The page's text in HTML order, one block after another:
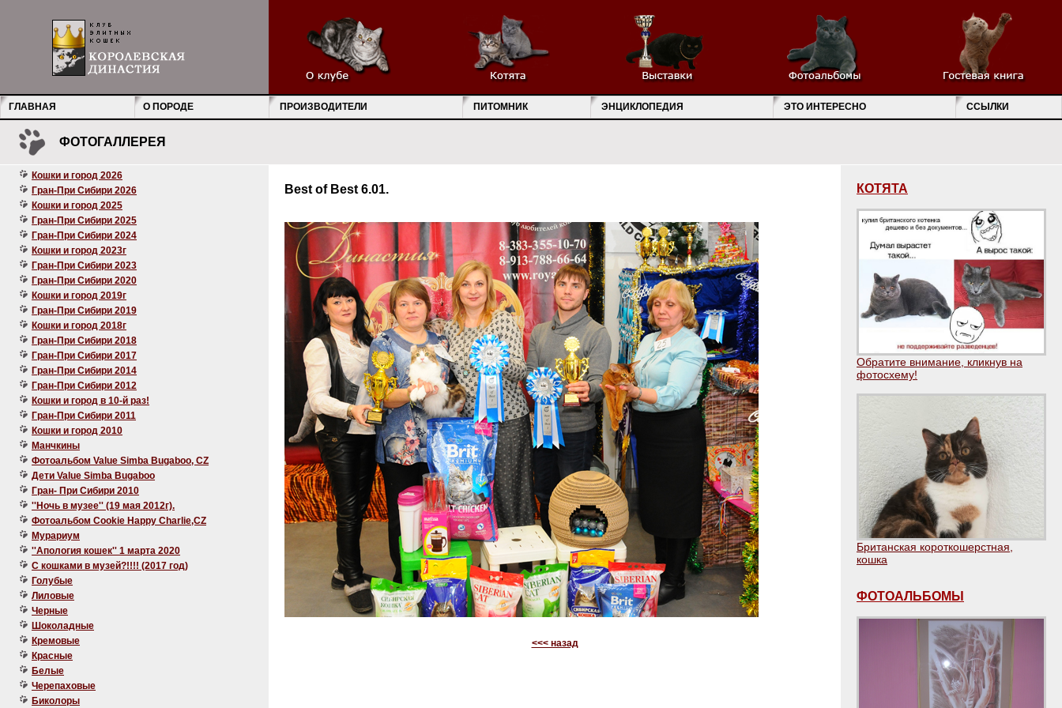
ГЛАВНАЯ О ПОРОДЕ ПРОИЗВОДИТЕЛИ ПИТОМНИК ЭНЦИКЛОПЕДИЯ ЭТО ИНТЕРЕСНО ССЫЛКИ
ФОТОГАЛЛЕРЕЯ
Кошки и город 2026
Гран-При Сибири 2026
Кошки и город 2025
Гран-При Сибири 2025
Гран-При Сибири 2024
Кошки и город 2023г
Гран-При Сибири 2023
Гран-При Сибири 2020
Кошки и город 2019г
Гран-При Сибири 2019
Кошки и город 2018г
Гран-При Сибири 2018
Гран-При Сибири 2017
Гран-При Сибири 2014
Гран-При Сибири 2012
Кошки и город в 10-й раз!
Гран-При Сибири 2011
Кошки и город 2010
Манчкины
Фотоальбом Value Simba Bugaboo, CZ
Дети Value Simba Bugaboo
Гран- При Сибири 2010
''Ночь в музее'' (19 мая 2012г).
Фотоальбом Cookie Happy Charlie,CZ
Мурариум
''Апология кошек'' 1 марта 2020
C кошками в музей?!!!! (2017 год)
Голубые
Лиловые
Черные
Шоколадные
Кремовые
Красные
Белые
Черепаховые
Биколоры
Best of Best 6.01.
<<< назад
КОТЯТА
Обратите внимание, кликнув на
фотосхему!
Британская короткошерстная,
кошка
ФОТОАЛЬБОМЫ